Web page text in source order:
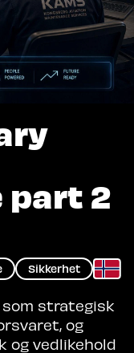
part 2
Sikkerhet
som strategisk
og
og vedlikehold